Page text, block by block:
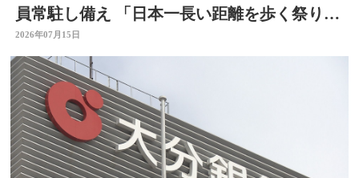
員常駐し備え 「日本一長い距離を歩く祭り」
はルート短縮 大分
2026年07月15日